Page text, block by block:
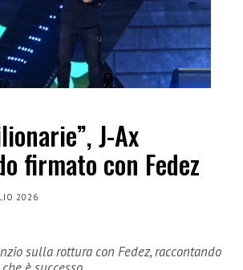
J-Ax
firmato con Fedez
2026
sulla rottura con Fedez, raccontando